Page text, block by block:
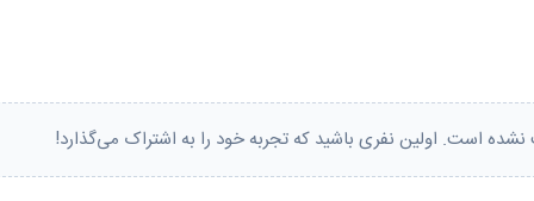
است. اولین نفری باشید که تجربه خود را به اشتراک می‌گذارد!